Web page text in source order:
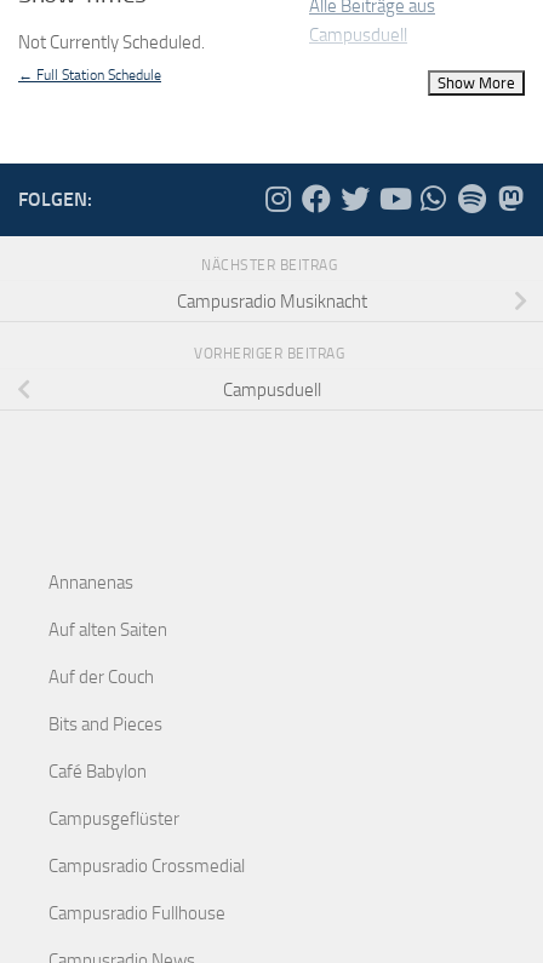
Not Currently Scheduled.
← Full Station Schedule
Alle Beiträge aus
Campusduell
FOLGEN:
NÄCHSTER BEITRAG
Campusradio Musiknacht
VORHERIGER BEITRAG
Campusduell
Annanenas
Auf alten Saiten
Auf der Couch
Bits and Pieces
Café Babylon
Campusgeflüster
Campusradio Crossmedial
Campusradio Fullhouse